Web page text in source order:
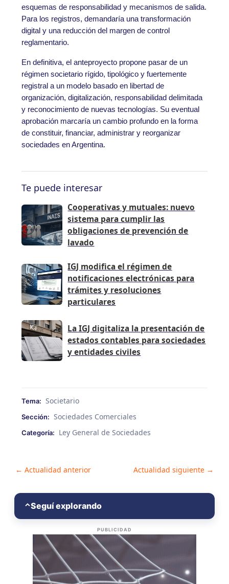
esquemas de responsabilidad y mecanismos de salida.
Para los registros, demandaría una transformación
digital y una reducción del margen de control
reglamentario.
En definitiva, el anteproyecto propone pasar de un
régimen societario rígido, tipológico y fuertemente
registral a un modelo basado en libertad de
organización, digitalización, responsabilidad delimitada
y reconocimiento de nuevas tecnologías. Su eventual
aprobación marcaría un cambio profundo en la forma
de constituir, financiar, administrar y reorganizar
sociedades en Argentina.
Te puede interesar
Cooperativas y mutuales: nuevo
sistema para cumplir las
obligaciones de prevención de
lavado
IGJ modifica el régimen de
notificaciones electrónicas para
trámites y resoluciones
particulares
La IGJ digitaliza la presentación de
estados contables para sociedades
y entidades civiles
Tema: Societario
Sección: Sociedades Comerciales
Categoría: Ley General de Sociedades
Post
← Actualidad anterior Actualidad siguiente →
⌃Seguí explorando
PUBLICIDAD